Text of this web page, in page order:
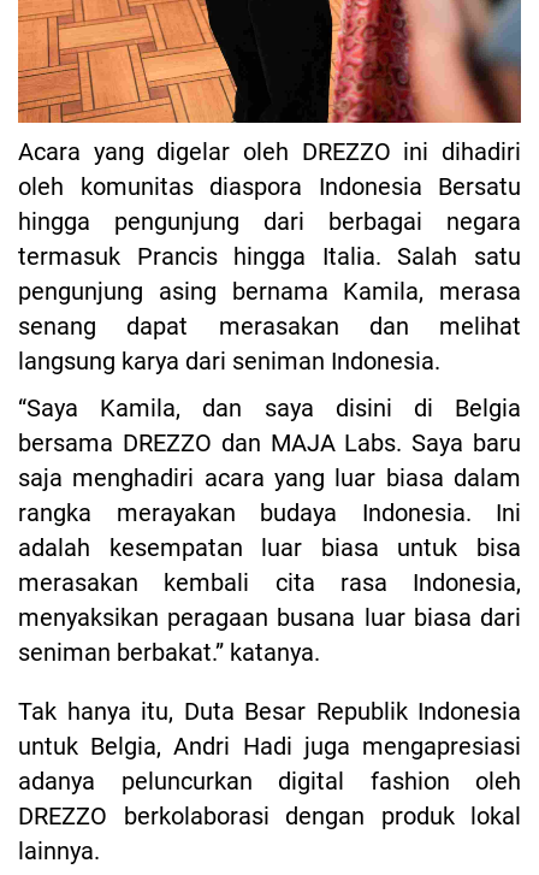
Acara yang digelar oleh DREZZO ini dihadiri
oleh komunitas diaspora Indonesia Bersatu
hingga pengunjung dari berbagai negara
termasuk Prancis hingga Italia. Salah satu
pengunjung asing bernama Kamila, merasa
senang dapat merasakan dan melihat
langsung karya dari seniman Indonesia.
“Saya Kamila, dan saya disini di Belgia
bersama DREZZO dan MAJA Labs. Saya baru
saja menghadiri acara yang luar biasa dalam
rangka merayakan budaya Indonesia. Ini
adalah kesempatan luar biasa untuk bisa
merasakan kembali cita rasa Indonesia,
menyaksikan peragaan busana luar biasa dari
seniman berbakat.” katanya.
Tak hanya itu, Duta Besar Republik Indonesia
untuk Belgia, Andri Hadi juga mengapresiasi
adanya peluncurkan digital fashion oleh
DREZZO berkolaborasi dengan produk lokal
lainnya.